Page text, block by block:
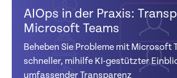
AIOps in der Praxis:
Microsoft Teams
Beheben Sie Probleme mit Microsoft
schneller, mihilfe KI-gestützter
umfassender Transparenz